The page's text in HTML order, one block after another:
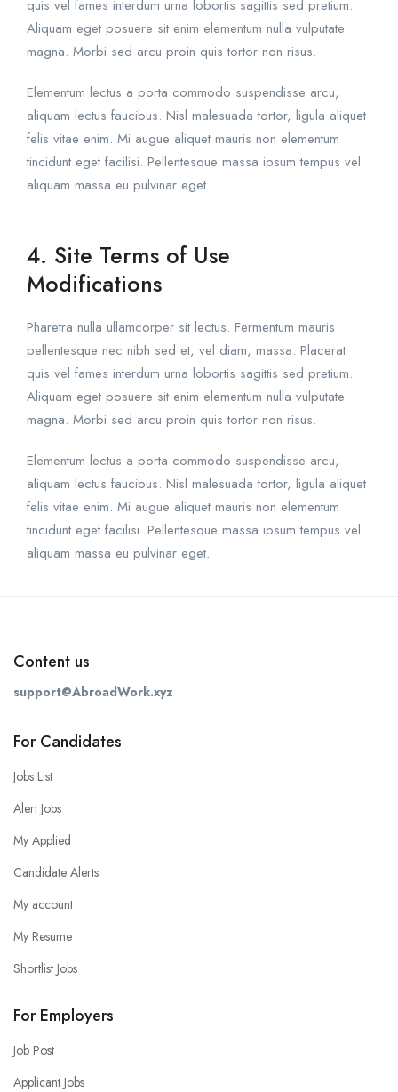
quis vel fames interdum urna lobortis sagittis sed pretium.
Aliquam eget posuere sit enim elementum nulla vulputate
magna. Morbi sed arcu proin quis tortor non risus.
Elementum lectus a porta commodo suspendisse arcu,
aliquam lectus faucibus. Nisl malesuada tortor, ligula aliquet
felis vitae enim. Mi augue aliquet mauris non elementum
tincidunt eget facilisi. Pellentesque massa ipsum tempus vel
aliquam massa eu pulvinar eget.
4. Site Terms of Use
Modifications
Pharetra nulla ullamcorper sit lectus. Fermentum mauris
pellentesque nec nibh sed et, vel diam, massa. Placerat
quis vel fames interdum urna lobortis sagittis sed pretium.
Aliquam eget posuere sit enim elementum nulla vulputate
magna. Morbi sed arcu proin quis tortor non risus.
Elementum lectus a porta commodo suspendisse arcu,
aliquam lectus faucibus. Nisl malesuada tortor, ligula aliquet
felis vitae enim. Mi augue aliquet mauris non elementum
tincidunt eget facilisi. Pellentesque massa ipsum tempus vel
aliquam massa eu pulvinar eget.
Content us
support@AbroadWork.xyz
For Candidates
Jobs List
Alert Jobs
My Applied
Candidate Alerts
My account
My Resume
Shortlist Jobs
For Employers
Job Post
Applicant Jobs